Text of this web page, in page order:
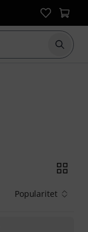
Börja
Popularitet